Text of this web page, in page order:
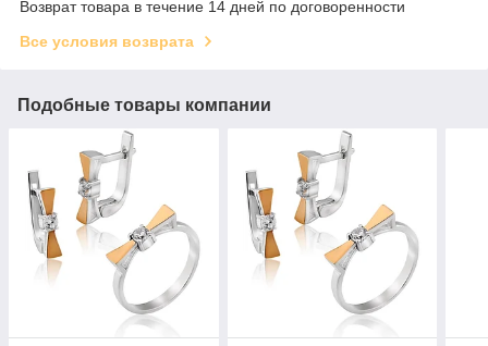
Возврат товара в течение 14 дней по договоренности
Все условия возврата
Подобные товары компании